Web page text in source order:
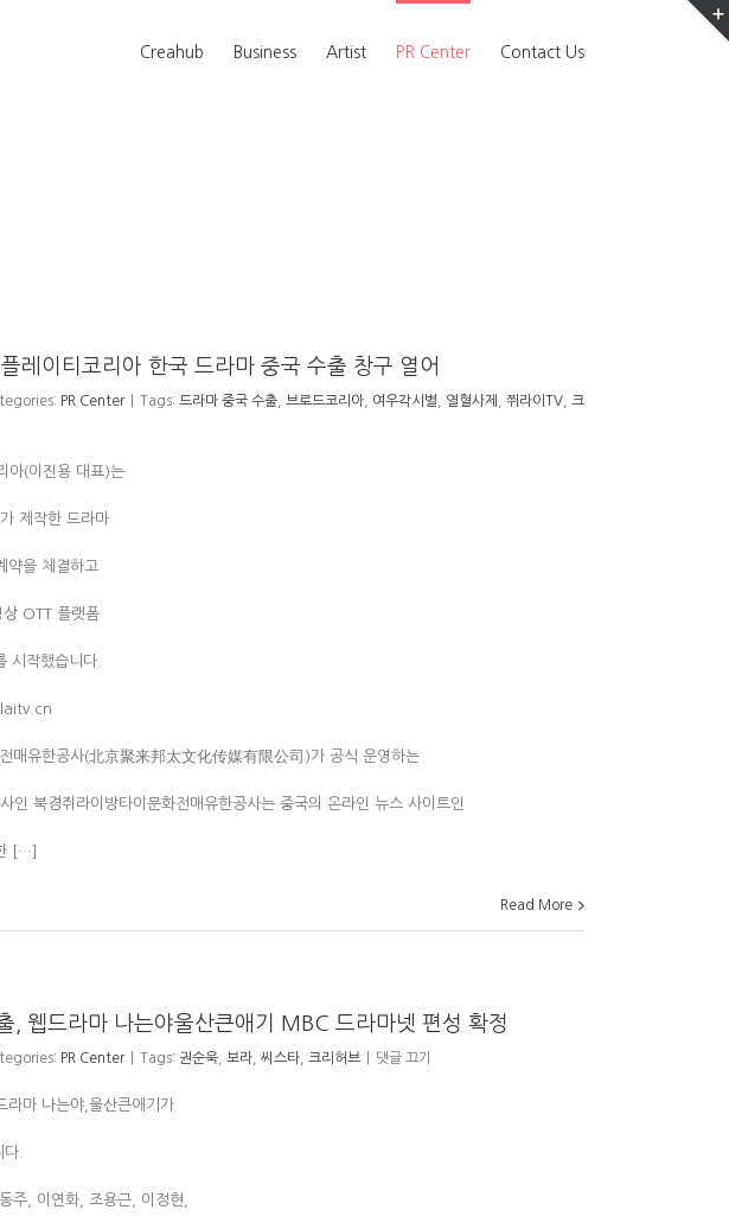
Creahub Business Artist PR Center Contact Us
레이티코리아 한국 드라마 중국 수출 창구 열어
PR Center Tags: 드라마 중국 수출 브로드코리아 여우각시별 열혈사제 쮜라이TV 크
아(이진용 대표)는
제작한 드라마
약을 체결하고
상 OTT 플랫폼
시작했습니다.
매유한공사(北京聚来邦太文化传媒有限公司)가 공식 운영하는
인 북경쥐라이방타이문화전매유한공사는 중국의 온라인 뉴스 사이트인
[…]
Read More
, 웹드라마 나는야울산큰애기 MBC 드라마넷 편성 확정
PR Center Tags: 권순욱 보라 씨스타 크리허브 댓글 끄기
라마 나는야,울산큰애기가
.
주, 이연화, 조용근, 이정현,